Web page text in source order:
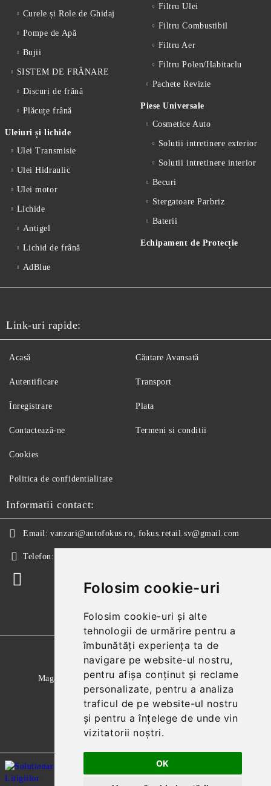
Folosim cookie-uri
Folosim cookie-uri și alte
tehnologii de urmărire pentru a
îmbunătăți experiența ta de
navigare pe website-ul nostru,
pentru afișa conținut și reclame
personalizate, pentru a analiza
traficul de pe website-ul nostru
și pentru a înțelege de unde vin
vizitatorii noștri.
OK
Curele și Role de Ghidaj
Pompe de Apă
Bujii
SISTEM DE FRÂNARE
Discuri de frână
Plăcuțe frână
Uleiuri și lichide
Ulei Transmisie
Ulei Hidraulic
Ulei motor
Lichide
Antigel
Lichid de frânǎ
AdBlue
Filtru Ulei
Filtru Combustibil
Filtru Aer
Filtru Polen/Habitaclu
Pachete Revizie
Piese Universale
Cosmetice Auto
Solutii intretinere exterior
Solutii intretinere interior
Becuri
Stergatoare Parbriz
Baterii
Echipament de Protecție
Link-uri rapide:
Acasă
Autentificare
Înregistrare
Contactează-ne
Căutare Avansată
Transport
Plata
Termeni si conditii
Cookies
Politica de confidentialitate
Informatii contact:
Email: vanzari@autofokus.ro, fokus.retail.sv@gmail.com
Telefon:
Magazinul nostru respecta 100% prevederile GDPR.
Citeste politica de confidentialitate
Informatiile mele personale